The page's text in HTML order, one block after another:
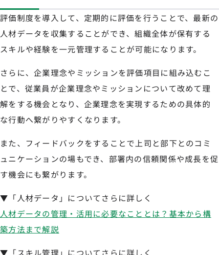
評価制度を導入して、定期的に評価を行うことで、最新の
人材データを収集することができ、組織全体が保有する
スキルや経験を一元管理することが可能になります。
さらに、企業理念やミッションを評価項目に組み込むこ
とで、従業員が企業理念やミッションについて改めて理
解をする機会となり、企業理念を実現するための具体的
な行動へ繋がりやすくなります。
また、フィードバックをすることで上司と部下とのコミ
ュニケーションの場もでき、部署内の信頼関係や成長を促
す機会にも繋がります。
▼「人材データ」についてさらに詳しく
人材データの管理・活用に必要なこととは？基本から構
築方法まで解説
▼「スキル管理」についてさらに詳しく